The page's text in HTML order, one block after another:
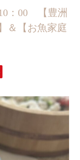
：00 【豊洲
＆【お魚家庭